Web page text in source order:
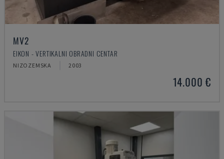
MV2
EIKON - VERTIKALNI OBRADNI CENTAR
NIZOZEMSKA 2003
14.000 €